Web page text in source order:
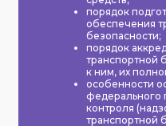
порядок
обеспечения
безопасности;
порядок
транспортной
к ним, их
особенности
федерального
контроля
транспортной